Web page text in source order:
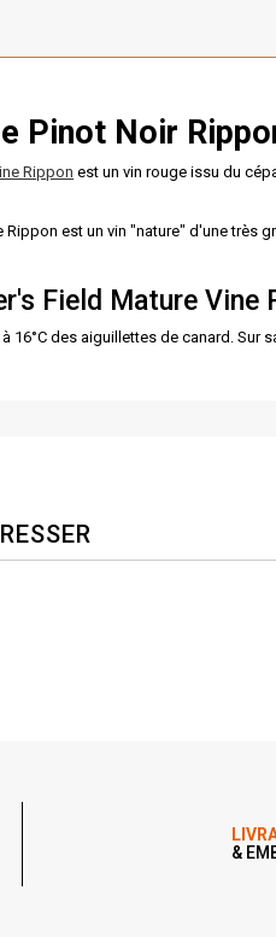
Pinot Noir
Rippon est un vin rouge issu du
Rippon est un vin "nature" d'une très
Field Mature Vine
16°C des aiguillettes de canard. Sur
&